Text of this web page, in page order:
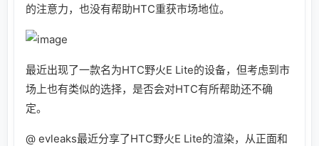
的注意力，也没有帮助HTC重获市场地位。
最近出现了一款名为HTC野火E Lite的设备，但考虑到市
场上也有类似的选择，是否会对HTC有所帮助还不确
定。
@ evleaks最近分享了HTC野火E Lite的渲染，从正面和